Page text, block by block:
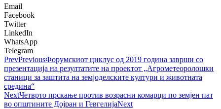
Email
Facebook
Twitter
LinkedIn
WhatsApp
Telegram
PrevPreviousФорумскиот циклус од 2019 година заврши со
презентација на резултатите на проектот „Агрометеоролошки
станици за заштита на земјоделските култури и животната
средина“
NextЧетврто прскање против возрасни комарци по земјен пат
во општините Дојран и ГевгелијаNext